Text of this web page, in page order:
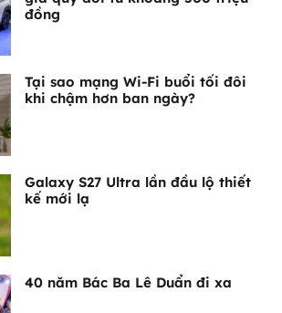
đồng
Tại sao mạng Wi-Fi buổi tối đôi
khi chậm hơn ban ngày?
Galaxy S27 Ultra lần đầu lộ thiết
kế mới lạ
40 năm Bác Ba Lê Duẩn đi xa